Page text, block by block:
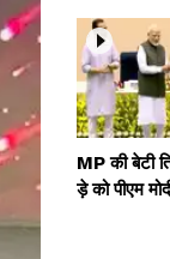
मापन पर
दी
मैया से देश की
कामना की
MP की बेटी
ड़े को पीएम